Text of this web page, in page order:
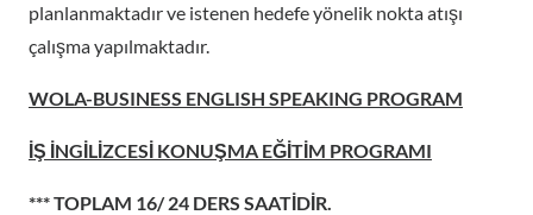
planlanmaktadır ve istenen hedefe yönelik nokta atışı
çalışma yapılmaktadır.
WOLA-BUSINESS ENGLISH SPEAKING PROGRAM
İŞ İNGİLİZCESİ KONUŞMA EĞİTİM PROGRAMI
*** TOPLAM 16/ 24 DERS SAATİDİR.